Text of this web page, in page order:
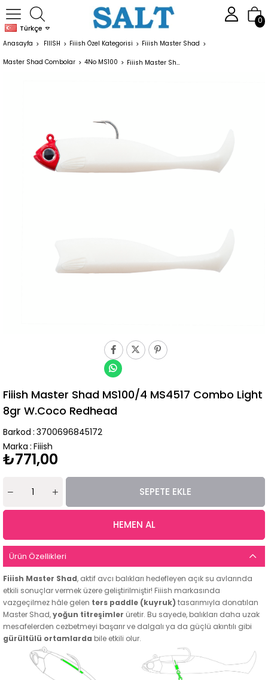
Türkçe
0
Anasayfa FIIISH Fiiish Özel Kategorisi Fiiish Master Shad
Master Shad Combolar 4No MS100 Fiiish Master Shad MS100/4 MS4517 Combo Light 8gr W.Coco Redhead
Fiiish Master Shad MS100/4 MS4517 Combo Light
8gr W.Coco Redhead
Barkod : 3700696845172
Marka : Fiiish
₺771,00
Ürün Özellikleri
Fiiish Master Shad, aktif avcı balıkları hedefleyen açık su avlarında
etkili sonuçlar vermek üzere geliştirilmiştir! Fiiish markasında
vazgeçilmez hâle gelen ters paddle (kuyruk) tasarımıyla donatılan
Master Shad,yoğun titreşimler üretir. Bu sayede, balıkları daha uzak
mesafelerden cezbetmeyi başarır ve dalgalı ya da güçlü akıntılı gibi
gürültülü ortamlarda bile etkili olur.